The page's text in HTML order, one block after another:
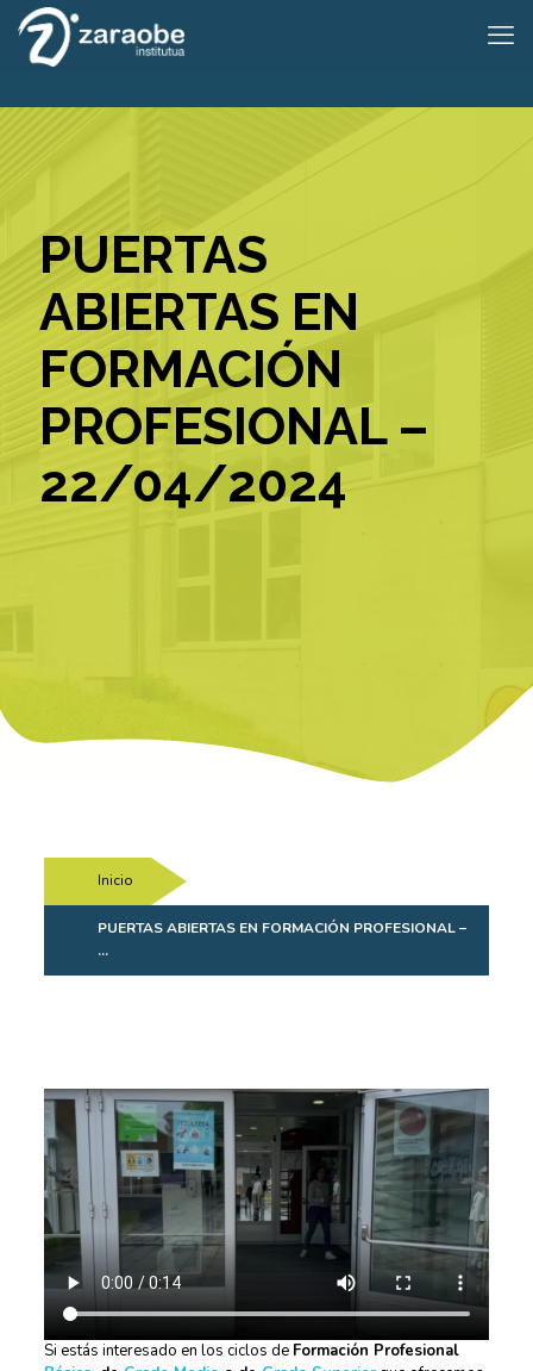
PUERTAS
ABIERTAS EN
FORMACIÓN
PROFESIONAL –
22/04/2024
Inicio
PUERTAS ABIERTAS EN FORMACIÓN PROFESIONAL –
…
Si estás interesado en los ciclos de Formación Profesional